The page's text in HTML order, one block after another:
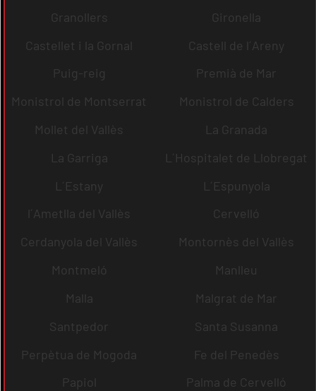
Granollers
Gironella
Castellet i la Gornal
Castell de l´Areny
Puig-reig
Premià de Mar
Monistrol de Montserrat
Monistrol de Calders
Mollet del Vallès
La Granada
La Garriga
L´Hospitalet de Llobregat
L´Estany
L´Espunyola
l´Ametlla del Vallès
Cervelló
Cerdanyola del Vallès
Montornès del Vallès
Montmeló
Manlleu
Malla
Malgrat de Mar
Santpedor
Santa Susanna
Perpètua de Mogoda
Fe del Penedès
Papiol
Palma de Cervelló